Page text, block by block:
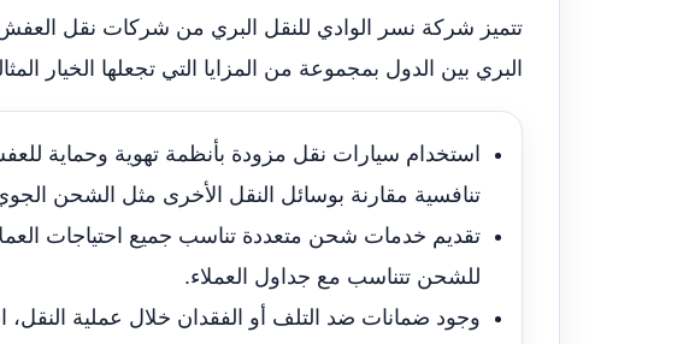
تتميز شركة نسر الوادي للنقل البري من شركات نقل
البري بين الدول بمجموعة من المزايا التي تجعلها الخيار
استخدام سيارات نقل مزودة بأنظمة تهوية وحماية
تنافسية مقارنة بوسائل النقل الأخرى مثل الشحن
تقديم خدمات شحن متعددة تناسب جميع احتياجات
للشحن تتناسب مع جداول العملاء.
وجود ضمانات ضد التلف أو الفقدان خلال عملية